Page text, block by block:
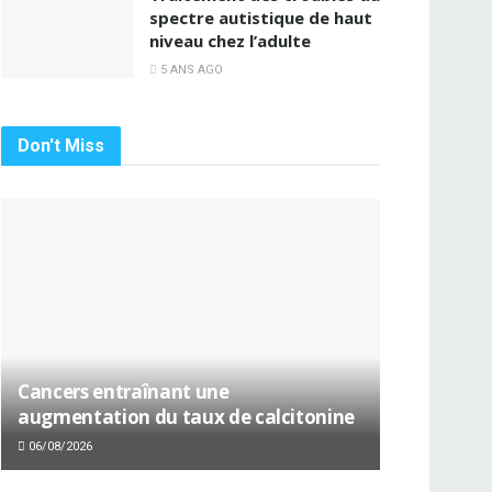
spectre autistique de haut
niveau chez l’adulte
5 ANS AGO
Don't Miss
Cancers entraînant une
augmentation du taux de calcitonine
06/08/2026